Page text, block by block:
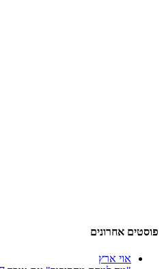
פוסטים אחרונים
אוי ארץ